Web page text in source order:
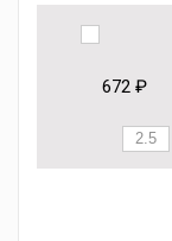
672 ₽